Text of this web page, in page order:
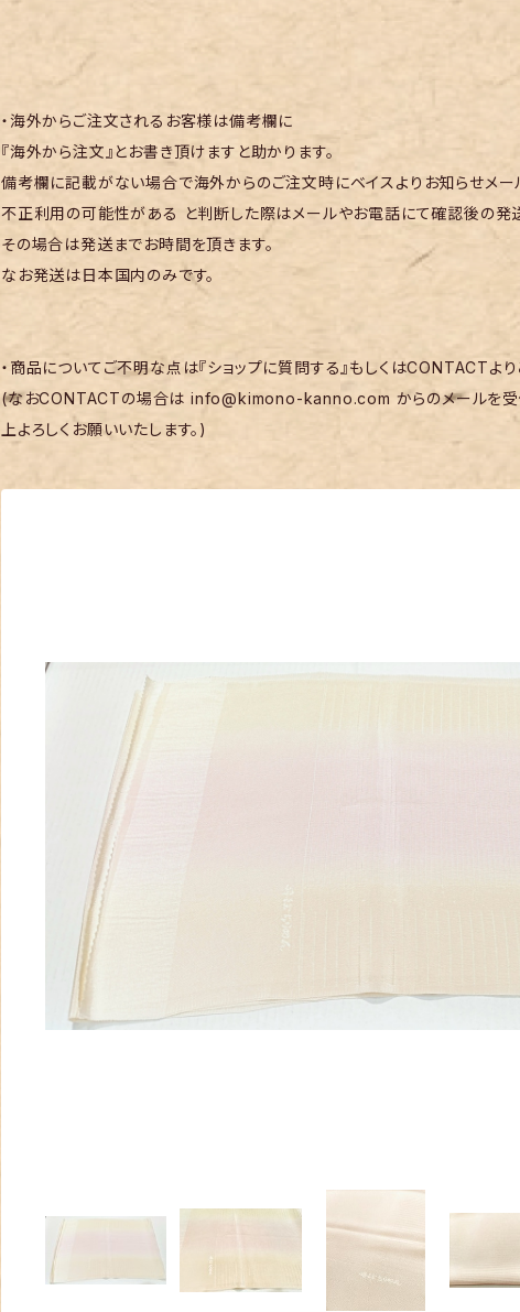
・海外からご注文されるお客様は備考欄に
『海外から注文』とお書き頂けますと助かります。
備考欄に記載がない場合で海外からのご注文時にベイスよりお知らせメー
不正利用の可能性がある と判断した際はメールやお電話にて確認後の発送
その場合は発送までお時間を頂きます。
なお発送は日本国内のみです。
・商品についてご不明な点は『ショップに質問する』もしくはCONTACTより
(なおCONTACTの場合はinfo@kimono-kanno.com からのメールを
上よろしくお願いいたします。)